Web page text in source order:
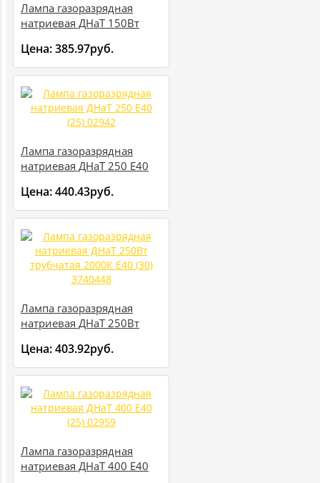
Лампа газоразрядная
натриевая ДНаТ 150Вт
3740430
Цена:385.97руб.
Лампа газоразрядная
натриевая ДНаТ 250 E40
Цена:440.43руб.
Лампа газоразрядная
натриевая ДНаТ 250Вт
3740448
Цена:403.92руб.
Лампа газоразрядная
натриевая ДНаТ 400 E40